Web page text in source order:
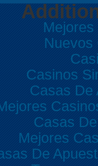
Nuevos
Casinos
Casas De
Casas
Mejores
De